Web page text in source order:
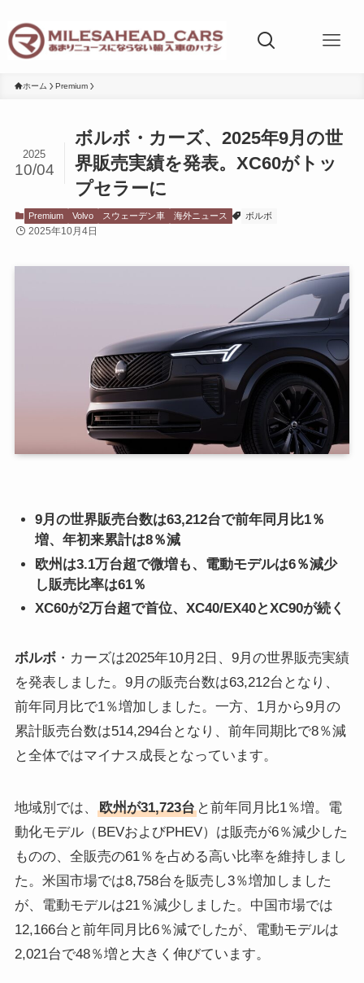
ホーム Premium
ボルボ・カーズ、2025年9月の世
界販売実績を発表。XC60がトッ
プセラーに
2025
10/04
Premium Volvo スウェーデン車 海外ニュース ボルボ
2025年10月4日
9月の世界販売台数は63,212台で前年同月比1％
増、年初来累計は8％減
欧州は3.1万台超で微増も、電動モデルは6％減少
し販売比率は61％
XC60が2万台超で首位、XC40/EX40とXC90が続く
ボルボ・カーズは2025年10月2日、9月の世界販売実績
を発表しました。9月の販売台数は63,212台となり、
前年同月比で1％増加しました。一方、1月から9月の
累計販売台数は514,294台となり、前年同期比で8％減
と全体ではマイナス成長となっています。
地域別では、 欧州が31,723台と前年同月比1％増。電
動化モデル（BEVおよびPHEV）は販売が6％減少した
ものの、全販売の61％を占める高い比率を維持しまし
た。米国市場では8,758台を販売し3％増加しました
が、電動モデルは21％減少しました。中国市場では
12,166台と前年同月比6％減でしたが、電動モデルは
2,021台で48％増と大きく伸びています。